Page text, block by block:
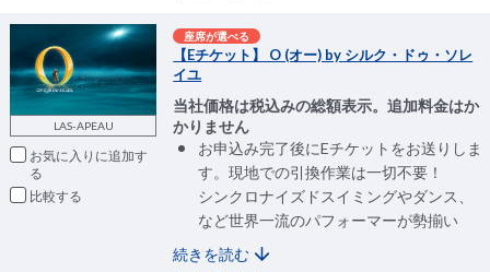
LAS-APEAU
お気に入りに追加
比較
座席が選べる
【Eチケット】 O (オー) by シルク・ドゥ・ソレ
イユ
当社価格は税込みの総額表示。追加料金はか
かりません
お申込み完了後にEチケットをお送りしま
す。現地での引換作業は一切不要！
シンクロナイズドスイミングやダンス、
など世界一流のパフォーマーが勢揃い
続きを読む